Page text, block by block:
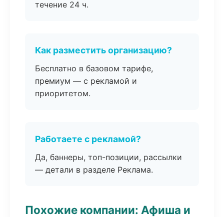
течение 24 ч.
Как разместить организацию?
Бесплатно в базовом тарифе,
премиум — с рекламой и
приоритетом.
Работаете с рекламой?
Да, баннеры, топ-позиции, рассылки
— детали в разделе Реклама.
Похожие компании: Афиша и